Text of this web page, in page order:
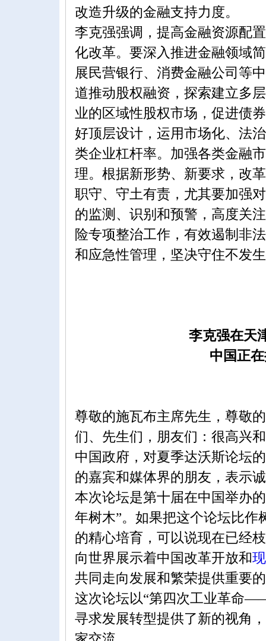
改造升级的金融支持力度。
李克强强调，提高金融资源配
化改革。要深入推进金融领域
展民营银行、消费金融公司等
道推动股权融资，探索建立多
业的区域性股权市场，促进债
好顶层设计，运用市场化、法
类企业杠杆率。加强各类金融
理。根据新形势、新要求，改
职守、守土有责，尤其要加强
的监测、识别和预警，高度关
险专项整治工作，有效遏制非
和应急性管理，坚决守住不发
李克强在天津夏季达
中国正
尊敬的施瓦布主席先生，尊敬
们、先生们，朋友们：很高兴
中国政府，对夏季达沃斯论坛
的嘉宾和媒体界的朋友，表示
本次论坛是第十届在中国举办
年树木”。如果把这个论坛比
的精心培育，可以说现在已经
向世界展示着中国改革开放和
共同走向发展和繁荣提供重要
这次论坛以“第四次工业革命
寻求发展转型提供了新的视角